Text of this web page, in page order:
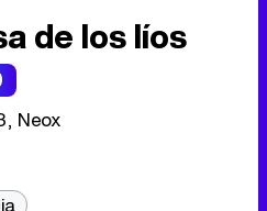
de los líos
Neox